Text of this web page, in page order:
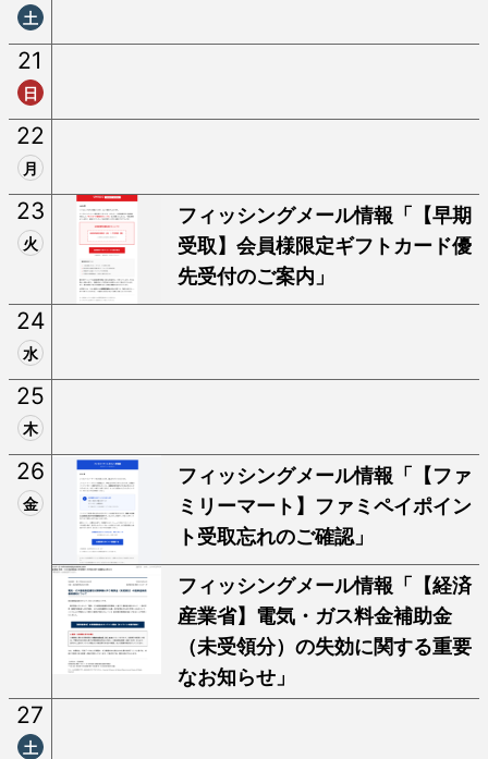
土
21
日
22
月
23
火
フィッシングメール情報「【早期
受取】会員様限定ギフトカード優
先受付のご案内」
24
水
25
木
26
金
フィッシングメール情報「【ファ
ミリーマート】ファミペイポイン
ト受取忘れのご確認」
フィッシングメール情報「【経済
産業省】電気・ガス料金補助金
（未受領分）の失効に関する重要
なお知らせ」
27
土